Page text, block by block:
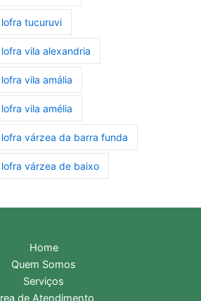
tucuruvi
vila alexandria
vila amália
vila amélia
várzea da barra funda
várzea de baixo
Home
Quem Somos
Serviços
de Atendimento